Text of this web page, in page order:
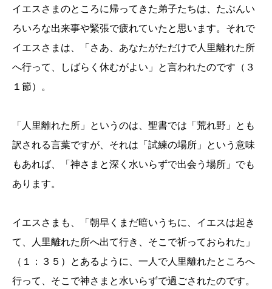
イエスさまのところに帰ってきた弟子たちは、たぶんい
ろいろな出来事や緊張で疲れていたと思います。それで
イエスさまは、「さあ、あなたがただけで人里離れた所
へ行って、しばらく休むがよい」と言われたのです（３
１節）。
「人里離れた所」というのは、聖書では「荒れ野」とも
訳される言葉ですが、それは「試練の場所」という意味
もあれば、「神さまと深く水いらずで出会う場所」でも
あります。
イエスさまも、「朝早くまだ暗いうちに、イエスは起き
て、人里離れた所へ出て行き、そこで祈っておられた」
（１：３５）とあるように、一人で人里離れたところへ
行って、そこで神さまと水いらずで過ごされたのです。